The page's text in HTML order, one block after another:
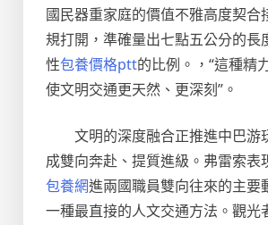
國民器重家庭的價值不雅高度契合
規打開，準確量出七點五公分的長
性包養價格ptt的比例。，“這種精
使文明交通更天然、更深刻”。
文明的深度融合正推進中巴游
成雙向奔赴、提質進級。弗雷索表
包養網進兩國職員雙向往來的主要
一種最直接的人文交通方法。觀光